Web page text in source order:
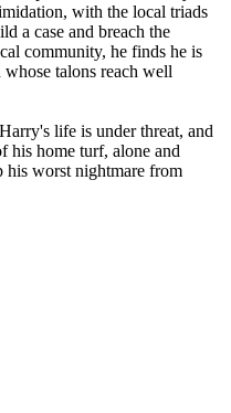
with the local triads
a case and breach the
community, he finds he is
talons reach well
life is under threat, and
his home turf, alone and
his worst nightmare from